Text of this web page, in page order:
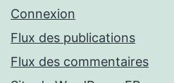
Connexion
Flux des publications
Flux des commentaires